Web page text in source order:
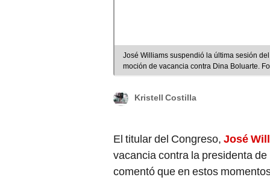
José Williams suspendió la última sesión
moción de vacancia contra Dina Boluarte.
Kristell Costilla
El titular del Congreso, José
vacancia contra la presidenta
comentó que en estos